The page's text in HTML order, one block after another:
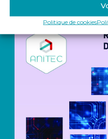
Politique de cookies